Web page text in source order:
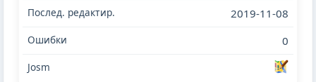
2019-11-08
0